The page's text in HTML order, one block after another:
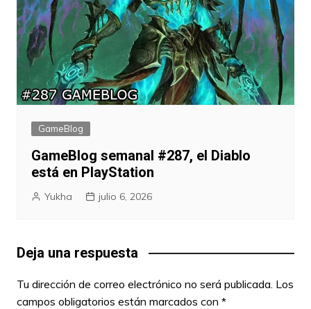
GameBlog
GameBlog semanal #287, el Diablo
está en PlayStation
Yukha julio 6, 2026
Deja una respuesta
Tu dirección de correo electrónico no será publicada. Los
campos obligatorios están marcados con *